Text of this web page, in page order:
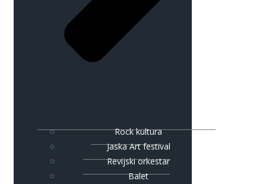
Rock kultura
Jaska Art festival
Revijski orkestar
Balet